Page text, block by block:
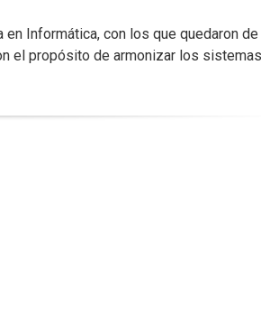
Informática, con los que quedaron
el propósito de armonizar los